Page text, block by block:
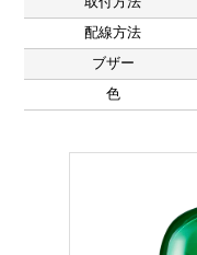
配線方法
ブザー
色